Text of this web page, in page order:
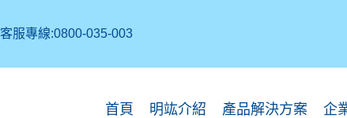
客服專線:0800-035-003
首頁 明竑介紹 產品解決方案 企